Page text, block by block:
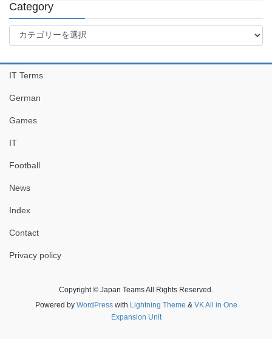
Category
Category
IT Terms
German
Games
IT
Football
News
Index
Contact
Privacy policy
Copyright © Japan Teams All Rights Reserved.
Powered by WordPresswith Lightning Theme & VK All in One
Expansion Unit